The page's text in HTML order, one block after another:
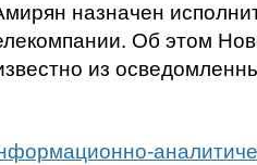
назначен
Об этом
из